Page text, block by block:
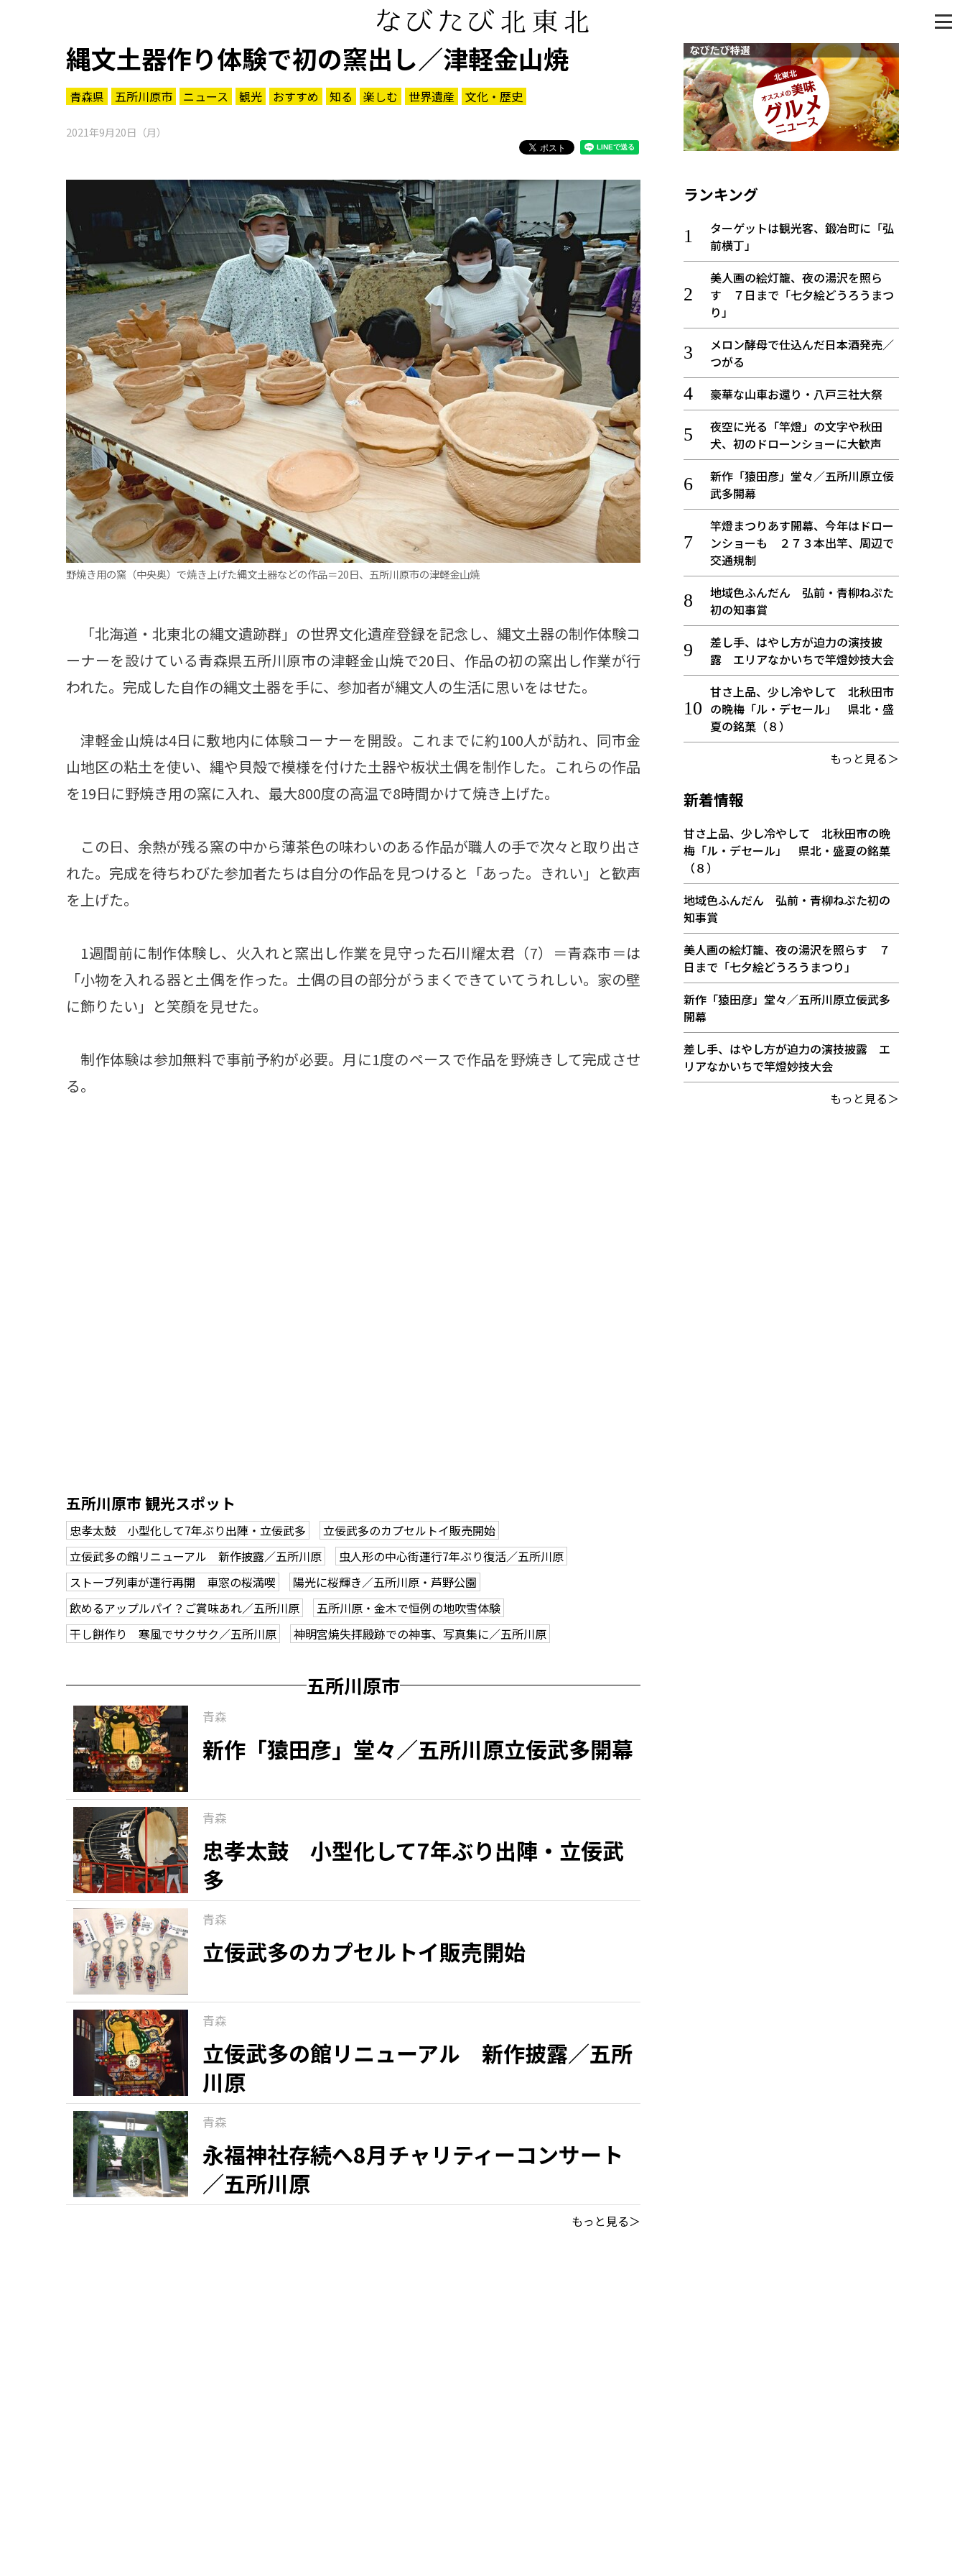
縄文土器作り体験で初の窯出し／津軽金山焼
青森県 五所川原市 ニュース 観光 おすすめ 知る 楽しむ 世界遺産 文化・歴史
2021年9月20日（月）
野焼き用の窯（中央奥）で焼き上げた縄文土器などの作品＝20日、五所川原市の津軽金山焼
「北海道・北東北の縄文遺跡群」の世界文化遺産登録を記念し、縄文土器の制作体験コ
ーナーを設けている青森県五所川原市の津軽金山焼で20日、作品の初の窯出し作業が行
われた。完成した自作の縄文土器を手に、参加者が縄文人の生活に思いをはせた。
津軽金山焼は4日に敷地内に体験コーナーを開設。これまでに約100人が訪れ、同市金
山地区の粘土を使い、縄や貝殻で模様を付けた土器や板状土偶を制作した。これらの作品
を19日に野焼き用の窯に入れ、最大800度の高温で8時間かけて焼き上げた。
この日、余熱が残る窯の中から薄茶色の味わいのある作品が職人の手で次々と取り出さ
れた。完成を待ちわびた参加者たちは自分の作品を見つけると「あった。きれい」と歓声
を上げた。
1週間前に制作体験し、火入れと窯出し作業を見守った石川耀太君（7）＝青森市＝は
「小物を入れる器と土偶を作った。土偶の目の部分がうまくできていてうれしい。家の壁
に飾りたい」と笑顔を見せた。
制作体験は参加無料で事前予約が必要。月に1度のペースで作品を野焼きして完成させ
る。
五所川原市 観光スポット
忠孝太鼓 小型化して7年ぶり出陣・立佞武多
立佞武多のカプセルトイ販売開始
立佞武多の館リニューアル 新作披露／五所川原
虫人形の中心街運行7年ぶり復活／五所川原
ストーブ列車が運行再開 車窓の桜満喫
陽光に桜輝き／五所川原・芦野公園
飲めるアップルパイ？ご賞味あれ／五所川原
五所川原・金木で恒例の地吹雪体験
干し餅作り 寒風でサクサク／五所川原
神明宮焼失拝殿跡での神事、写真集に／五所川原
五所川原市
青森
新作「猿田彦」堂々／五所川原立佞武多開幕
青森
忠孝太鼓 小型化して7年ぶり出陣・立佞武
多
青森
立佞武多のカプセルトイ販売開始
青森
立佞武多の館リニューアル 新作披露／五所
川原
青森
永福神社存続へ8月チャリティーコンサート
／五所川原
もっと見る＞
ランキング
ターゲットは観光客、鍛冶町に「弘
前横丁」
美人画の絵灯籠、夜の湯沢を照ら
す ７日まで「七夕絵どうろうまつ
り」
メロン酵母で仕込んだ日本酒発売／
つがる
豪華な山車お還り・八戸三社大祭
夜空に光る「竿燈」の文字や秋田
犬、初のドローンショーに大歓声
新作「猿田彦」堂々／五所川原立佞
武多開幕
竿燈まつりあす開幕、今年はドロー
ンショーも ２７３本出竿、周辺で
交通規制
地域色ふんだん 弘前・青柳ねぷた
初の知事賞
差し手、はやし方が迫力の演技披
露 エリアなかいちで竿燈妙技大会
甘さ上品、少し冷やして 北秋田市
の晩梅「ル・デセール」 県北・盛
夏の銘菓（８）
もっと見る＞
新着情報
甘さ上品、少し冷やして 北秋田市の晩
梅「ル・デセール」 県北・盛夏の銘菓
（８）
地域色ふんだん 弘前・青柳ねぷた初の
知事賞
美人画の絵灯籠、夜の湯沢を照らす ７
日まで「七夕絵どうろうまつり」
新作「猿田彦」堂々／五所川原立佞武多
開幕
差し手、はやし方が迫力の演技披露 エ
リアなかいちで竿燈妙技大会
もっと見る＞
パワースポット
まつり・イベント
おみやげ・特産
道の駅・産直
アウトドア・レジャー
ご当地グルメ